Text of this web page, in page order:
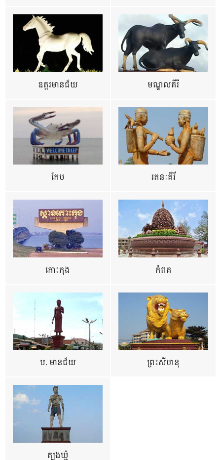
ឧត្ដរមានជ័យ មណ្ឌលគីរី
កែប រតនៈគីរី
កោះកុង កំពត
ប. មានជ័យ ព្រះសីហនុ
ត្បូងឃ្មុំ